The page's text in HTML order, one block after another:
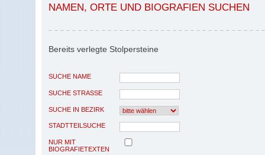
NAMEN, ORTE UND BIOGRAFIEN SUCHEN
Bereits verlegte Stolpersteine
SUCHE NAME
SUCHE STRASSE
SUCHE IN BEZIRK
STADTTEILSUCHE
NUR MIT
BIOGRAFIETEXTEN